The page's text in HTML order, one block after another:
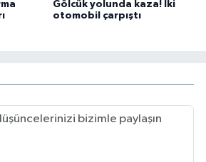
Gölcük yolunda kaza! İki
otomobil çarpıştı